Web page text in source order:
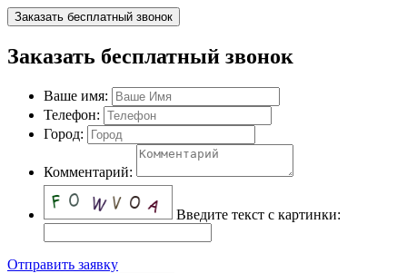
Заказать бесплатный звонок
Заказать бесплатный звонок
Ваше имя:
Телефон:
Город:
Комментарий:
Введите текст с картинки:
Отправить заявку